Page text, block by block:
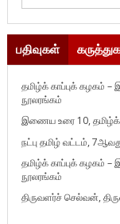
பதிவுகள்
தமிழ்க் காப்புக் கழகம்
நூலரங்கம்
இணைய உரை 10,
நட்பு தமிழ் வட்டம்,
தமிழ்க் காப்புக் கழகம்
நூலரங்கம்
திருவளர்ச் செல்வன்,